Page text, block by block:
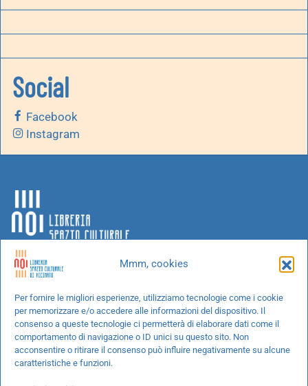
Mmm, cookies
Per fornire le migliori esperienze, utilizziamo tecnologie come i cookie
per memorizzare e/o accedere alle informazioni del dispositivo. Il
consenso a queste tecnologie ci permetterà di elaborare dati come il
comportamento di navigazione o ID unici su questo sito. Non
acconsentire o ritirare il consenso può influire negativamente su alcune
caratteristiche e funzioni.
Social
Facebook
Instagram
Chi siamo
Progetti speciali
Richiedi un libro
Spedizioni